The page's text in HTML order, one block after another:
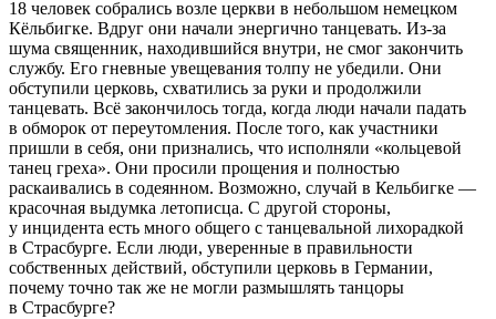
18 человек собрались возле церкви в небольшом немецком
Кёльбигке. Вдруг они начали энергично танцевать. Из-за
шума священник, находившийся внутри, не смог закончить
службу. Его гневные увещевания толпу не убедили. Они
обступили церковь, схватились за руки и продолжили
танцевать. Всё закончилось тогда, когда люди начали падать
в обморок от переутомления. После того, как участники
пришли в себя, они признались, что исполняли «кольцевой
танец греха». Они просили прощения и полностью
раскаивались в содеянном. Возможно, случай в Кельбигке —
красочная выдумка летописца. С другой стороны,
у инцидента есть много общего с танцевальной лихорадкой
в Страсбурге. Если люди, уверенные в правильности
собственных действий, обступили церковь в Германии,
почему точно так же не могли размышлять танцоры
в Страсбурге?